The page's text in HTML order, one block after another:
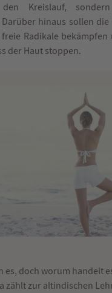
Kreislauf,
hinaus sollen
Radikale bekämpfen
der Haut stoppen.
es, doch worum handelt
zählt zur altindischen